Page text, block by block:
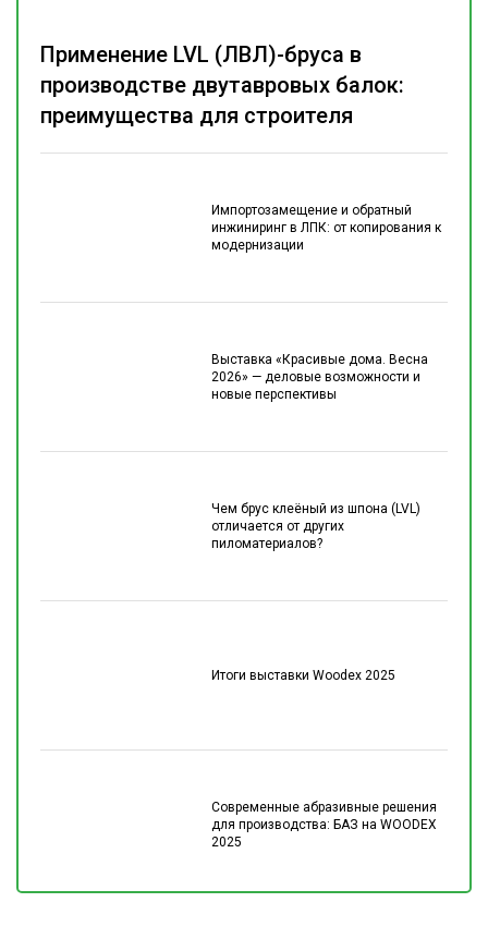
Импортозамещение и обратный
инжиниринг в ЛПК: от копирования к
модернизации
Выставка «Красивые дома. Весна
2026» — деловые возможности и
новые перспективы
Чем брус клеёный из шпона (LVL)
отличается от других
пиломатериалов?
Итоги выставки Woodex 2025
Современные абразивные решения
для производства: БАЗ на WOODEX
2025
Применение LVL (ЛВЛ)-бруса в
производстве двутавровых балок:
преимущества для строителя